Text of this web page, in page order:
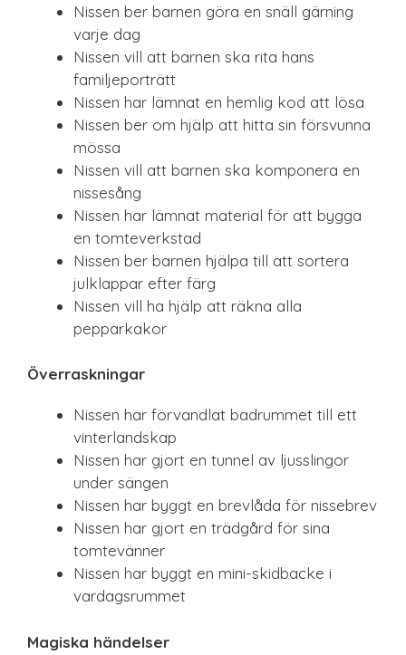
Nissen ber barnen göra en snäll gärning
varje dag
Nissen vill att barnen ska rita hans
familjeporträtt
Nissen har lämnat en hemlig kod att lösa
Nissen ber om hjälp att hitta sin försvunna
mössa
Nissen vill att barnen ska komponera en
nissesång
Nissen har lämnat material för att bygga
en tomteverkstad
Nissen ber barnen hjälpa till att sortera
julklappar efter färg
Nissen vill ha hjälp att räkna alla
pepparkakor
Överraskningar
Nissen har förvandlat badrummet till ett
vinterlandskap
Nissen har gjort en tunnel av ljusslingor
under sängen
Nissen har byggt en brevlåda för nissebrev
Nissen har gjort en trädgård för sina
tomtevänner
Nissen har byggt en mini-skidbacke i
vardagsrummet
Magiska händelser